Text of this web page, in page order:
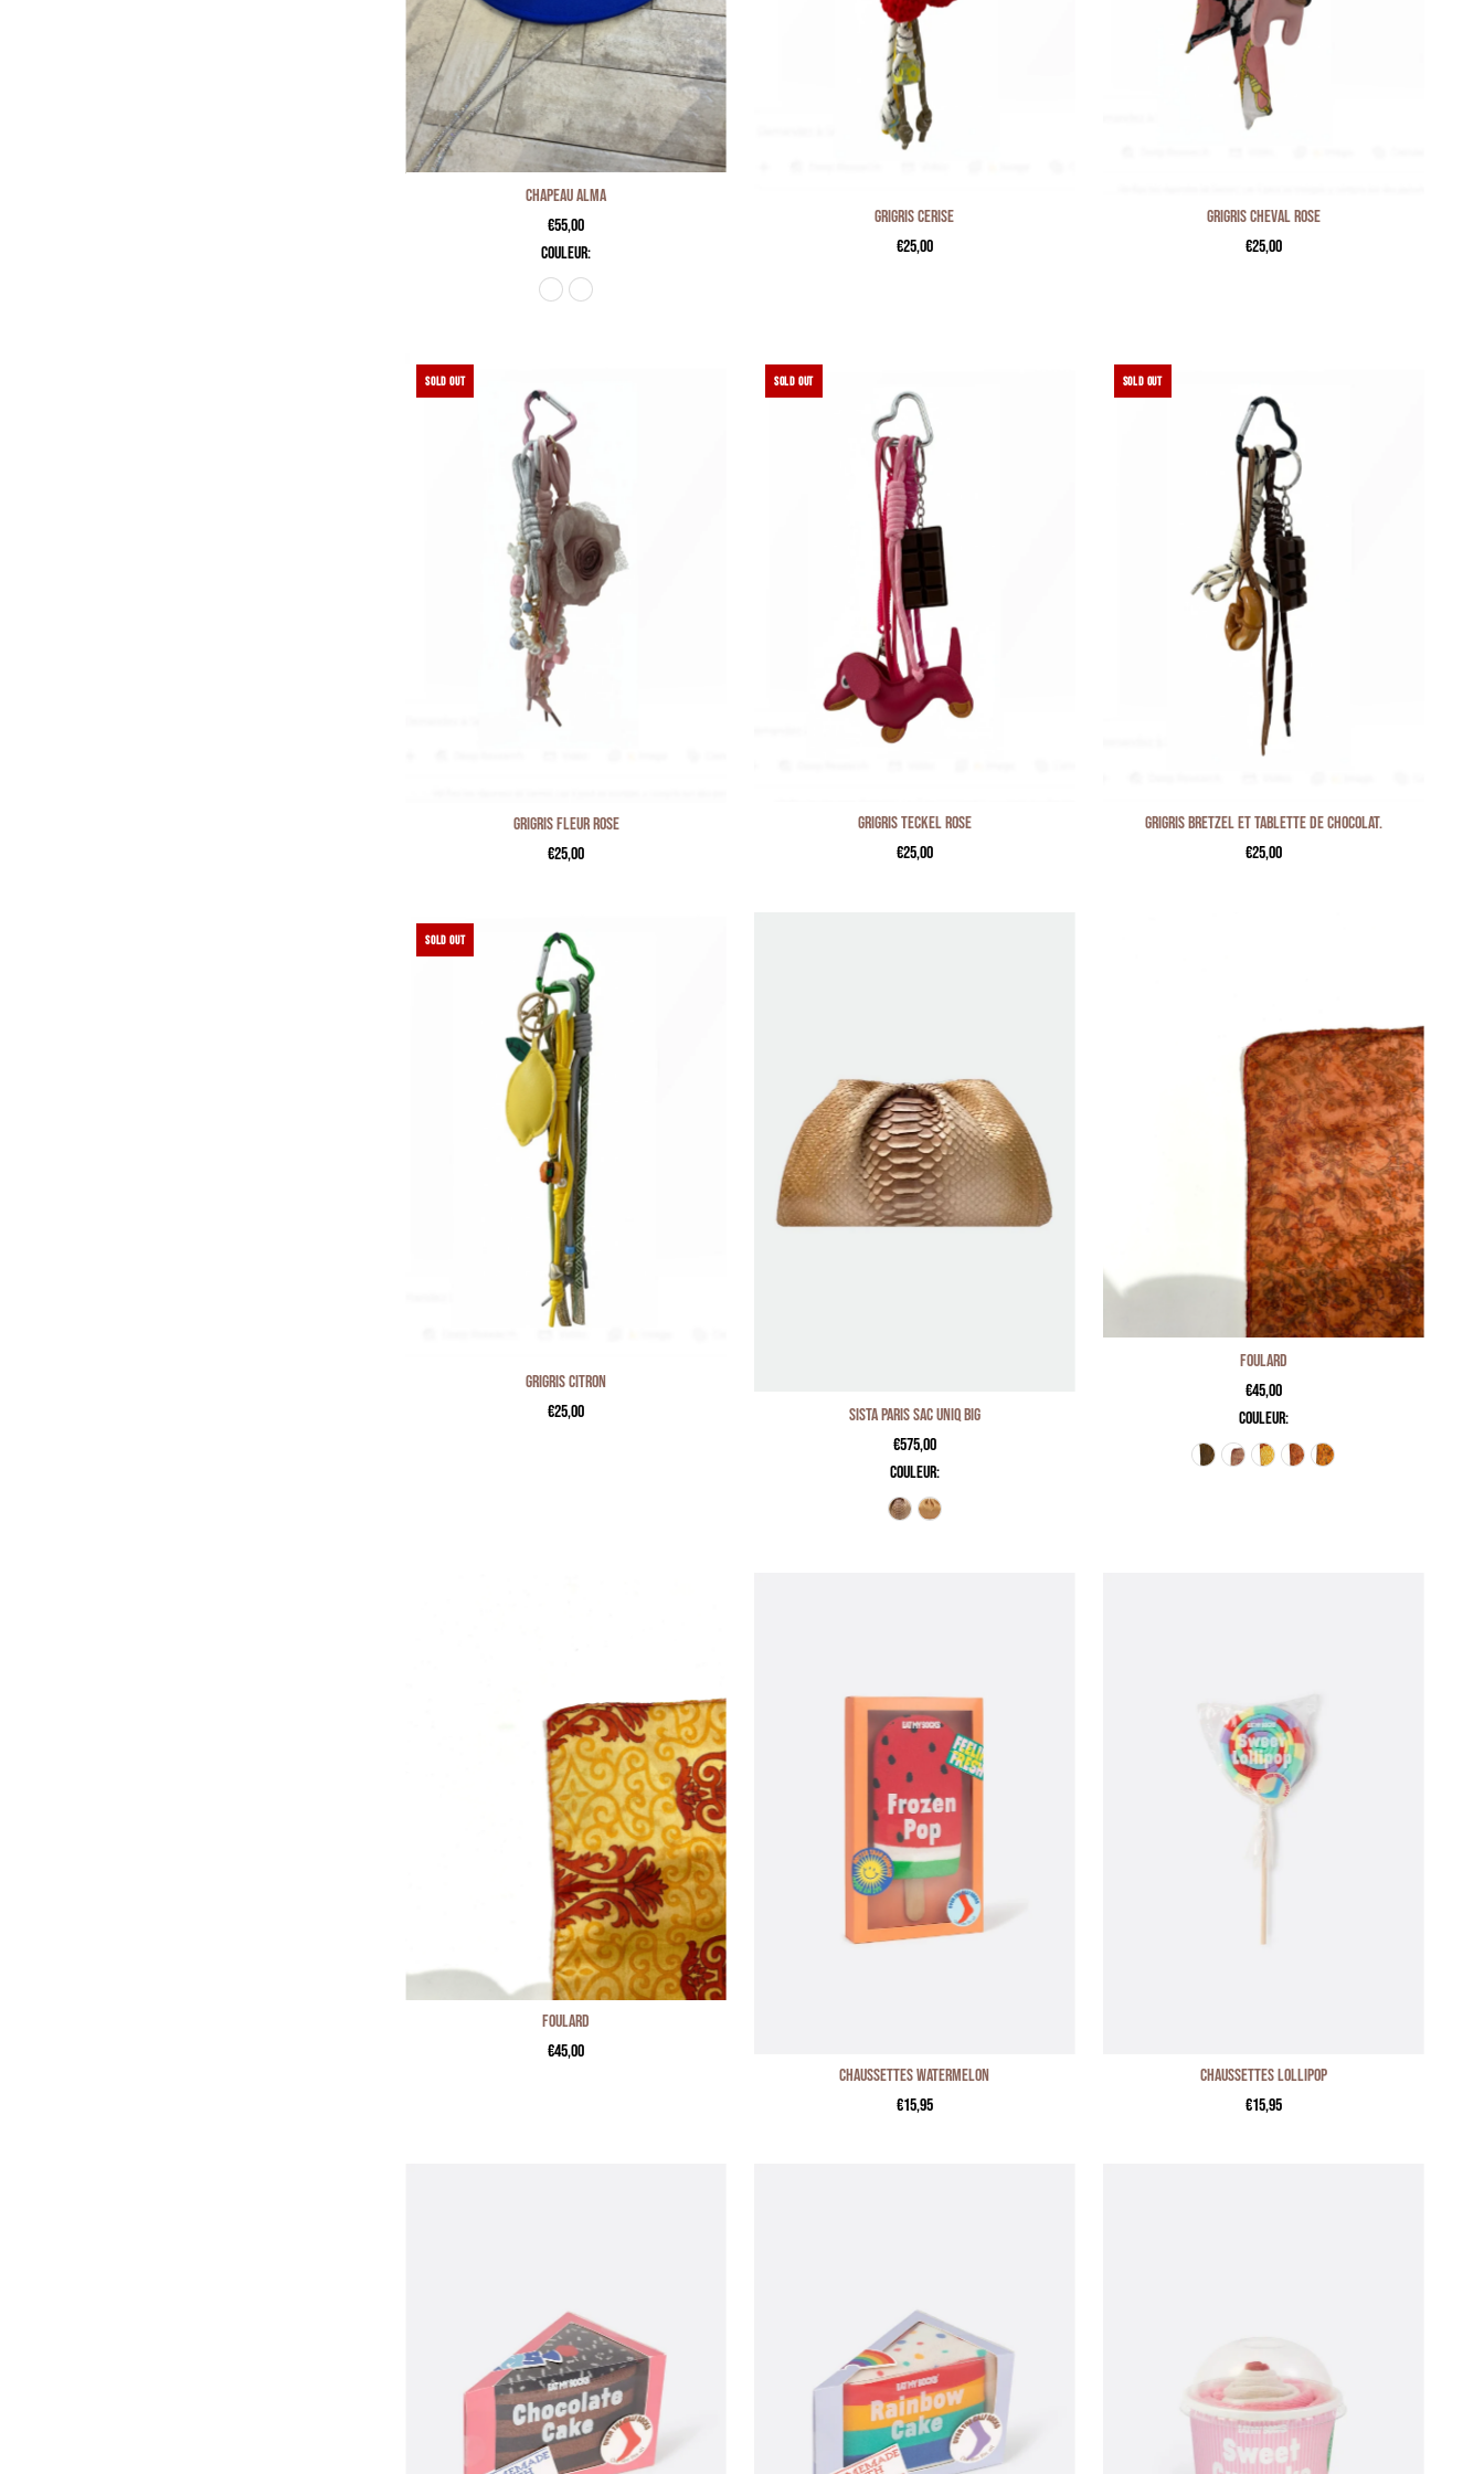
Chapeau ALMA
€55,00
couleur:
Grigris cerise
€25,00
Grigris cheval rose
€25,00
SOLD OUT
Grigris fleur rose
€25,00
SOLD OUT
Grigris teckel rose
€25,00
SOLD OUT
Grigris bretzel et tablette de chocolat.
€25,00
SOLD OUT
Grigris citron
€25,00
SISTA PARIS Sac Uniq Big
€575,00
couleur:
Foulard
€45,00
couleur:
Foulard
€45,00
Chaussettes WATERMELON
€15,95
Chaussettes LOLLIPOP
€15,95